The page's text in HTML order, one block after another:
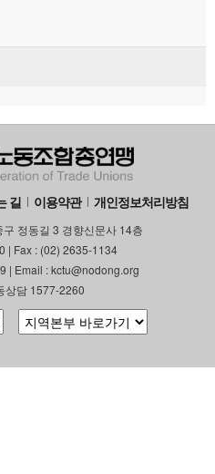
길 이용약관 개인정보처리방침
정동길 3 경향신문사 14층
| Fax : (02) 2635-1134
| Email : kctu@nodong.org
상담 1577-2260